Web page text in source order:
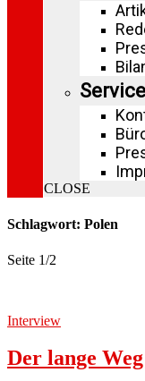
Service
CLOSE
Schlagwort: Polen
Seite 1/2
Interview
Der lange